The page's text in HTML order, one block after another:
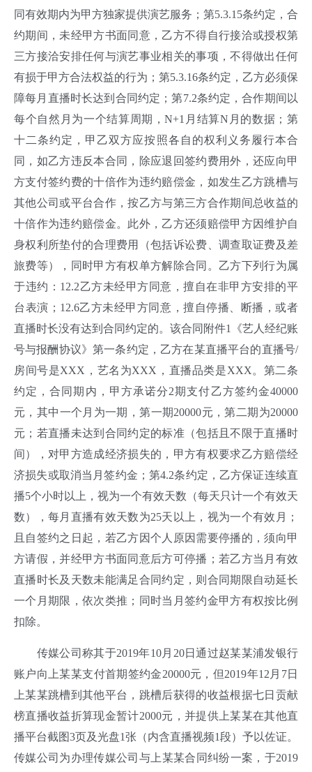
同有效期内为甲方独家提供演艺服务；第5.3.15条约定，合
约期间，未经甲方书面同意，乙方不得自行接洽或授权第
三方接洽安排任何与演艺事业相关的事项，不得做出任何
有损于甲方合法权益的行为；第5.3.16条约定，乙方必须保
障每月直播时长达到合同约定；第7.2条约定，合作期间以
每个自然月为一个结算周期，N+1月结算N月的数据；第
十二条约定，甲乙双方应按照各自的权利义务履行本合
同，如乙方违反本合同，除应退回签约费用外，还应向甲
方支付签约费的十倍作为违约赔偿金，如发生乙方跳槽与
其他公司或平台合作，按乙方与第三方合作期间总收益的
十倍作为违约赔偿金。此外，乙方还须赔偿甲方因维护自
身权利所垫付的合理费用（包括诉讼费、调查取证费及差
旅费等），同时甲方有权单方解除合同。乙方下列行为属
于违约：12.2乙方未经甲方同意，擅自在非甲方安排的平
台表演；12.6乙方未经甲方同意，擅自停播、断播，或者
直播时长没有达到合同约定的。该合同附件1《艺人经纪账
号与报酬协议》第一条约定，乙方在某直播平台的直播号/
房间号是XXX，艺名为XXX，直播品类是XXX。第二条
约定，合同期内，甲方承诺分2期支付乙方签约金40000
元，其中一个月为一期，第一期20000元，第二期为20000
元；若直播未达到合同约定的标准（包括且不限于直播时
间），对甲方造成经济损失的，甲方有权要求乙方赔偿经
济损失或取消当月签约金；第4.2条约定，乙方保证连续直
播5个小时以上，视为一个有效天数（每天只计一个有效天
数），每月直播有效天数为25天以上，视为一个有效月；
且自签约之日起，若乙方因个人原因需要停播的，须向甲
方请假，并经甲方书面同意后方可停播；若乙方当月有效
直播时长及天数未能满足合同约定，则合同期限自动延长
一个月期限，依次类推；同时当月签约金甲方有权按比例
扣除。
传媒公司称其于2019年10月20日通过赵某某浦发银行
账户向上某某支付首期签约金20000元，但2019年12月7日
上某某跳槽到其他平台，跳槽后获得的收益根据七日贡献
榜直播收益折算现金暂计2000元，并提供上某某在其他直
播平台截图3页及光盘1张（内含直播视频1段）予以佐证。
传媒公司为办理传媒公司与上某某合同纠纷一案，于2019